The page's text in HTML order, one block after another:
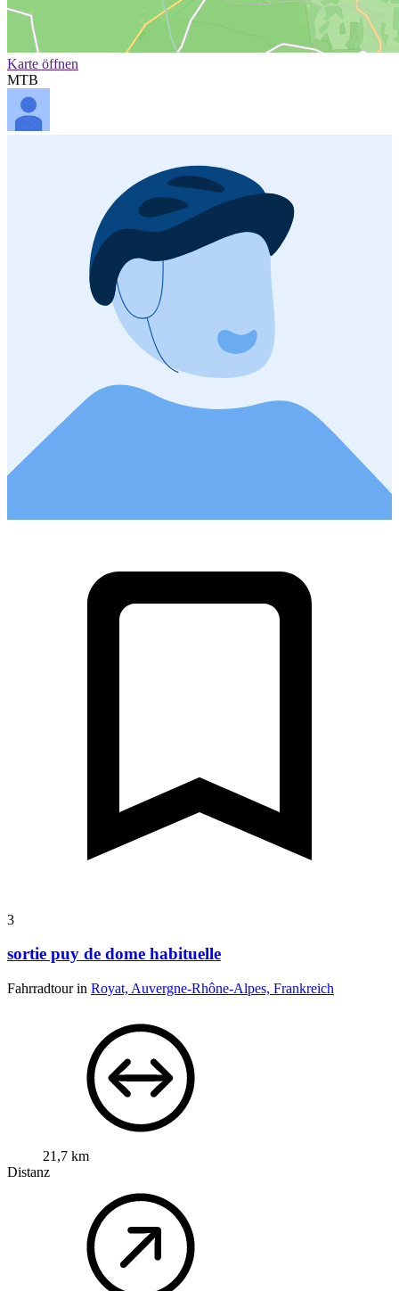
Karte öffnen
MTB
3
sortie puy de dome habituelle
Fahrradtour in Royat, Auvergne-Rhône-Alpes, Frankreich
21,7 km
Distanz